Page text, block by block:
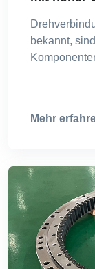
bekannt,
Mehr